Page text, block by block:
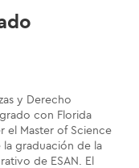
y Derecho
con Florida
el Master of Science
la graduación de la
de ESAN. El